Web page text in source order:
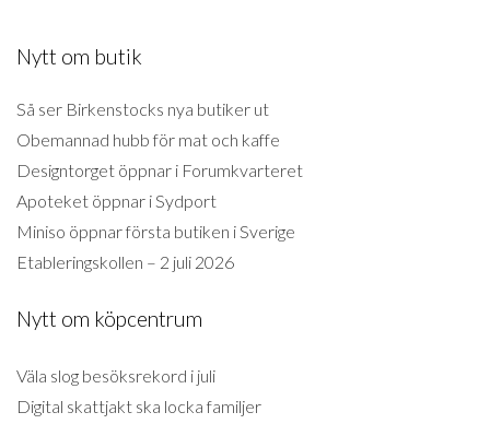
Nytt om butik
Så ser Birkenstocks nya butiker ut
Obemannad hubb för mat och kaffe
Designtorget öppnar i Forumkvarteret
Apoteket öppnar i Sydport
Miniso öppnar första butiken i Sverige
Etableringskollen – 2 juli 2026
Nytt om köpcentrum
Väla slog besöksrekord i juli
Digital skattjakt ska locka familjer